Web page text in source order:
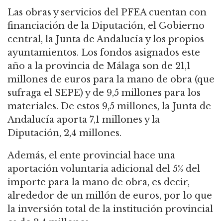
Las obras y servicios del PFEA cuentan con
financiación de la Diputación, el Gobierno
central, la Junta de Andalucía y los propios
ayuntamientos. Los fondos asignados este
año a la provincia de Málaga son de 21,1
millones de euros para la mano de obra (que
sufraga el SEPE) y de 9,5 millones para los
materiales. De estos 9,5 millones, la Junta de
Andalucía aporta 7,1 millones y la
Diputación, 2,4 millones.
Además, el ente provincial hace una
aportación voluntaria adicional del 5% del
importe para la mano de obra, es decir,
alrededor de un millón de euros, por lo que
la inversión total de la institución provincial